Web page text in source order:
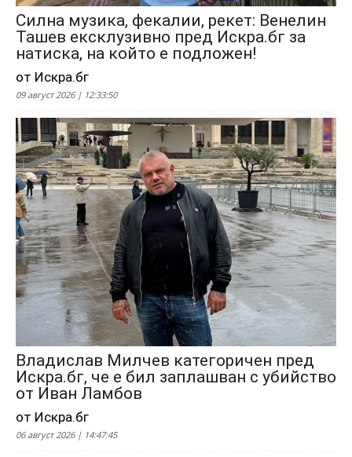
Силна музика, фекалии, рекет: Венелин
Ташев ексклузивно пред Искра.бг за
натиска, на който е подложен!
от Искра.бг
09 август 2026 | 12:33:50
Владислав Милчев категоричен пред
Искра.бг, че е бил заплашван с убийство
от Иван Ламбов
от Искра.бг
06 август 2026 | 14:47:45